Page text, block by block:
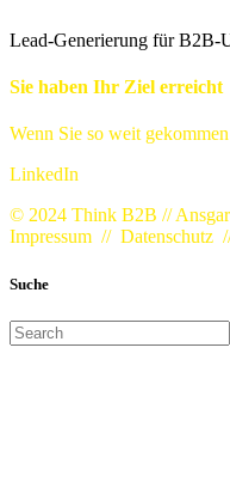
Lead-Generierung für B2B-
Sie haben Ihr Ziel erreicht
Wenn Sie so weit
LinkedIn
© 2024 Think B2B //
Impressum // Datenschutz
Suche
Search
for: